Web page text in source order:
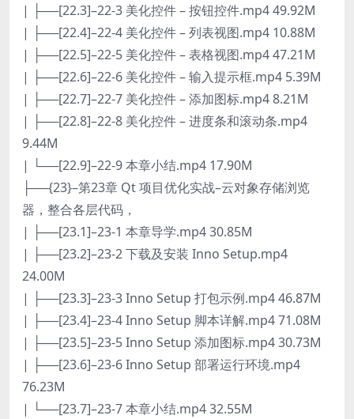
| ├──[22.3]–22-3 美化控件 – 按钮控件.mp4 49.92M
| ├──[22.4]–22-4 美化控件 – 列表视图.mp4 10.88M
| ├──[22.5]–22-5 美化控件 – 表格视图.mp4 47.21M
| ├──[22.6]–22-6 美化控件 – 输入提示框.mp4 5.39M
| ├──[22.7]–22-7 美化控件 – 添加图标.mp4 8.21M
| ├──[22.8]–22-8 美化控件 – 进度条和滚动条.mp4
9.44M
| └──[22.9]–22-9 本章小结.mp4 17.90M
├──{23}–第23章 Qt 项目优化实战–云对象存储浏览
器，整合各层代码，
| ├──[23.1]–23-1 本章导学.mp4 30.85M
| ├──[23.2]–23-2 下载及安装 Inno Setup.mp4
24.00M
| ├──[23.3]–23-3 Inno Setup 打包示例.mp4 46.87M
| ├──[23.4]–23-4 Inno Setup 脚本详解.mp4 71.08M
| ├──[23.5]–23-5 Inno Setup 添加图标.mp4 30.73M
| ├──[23.6]–23-6 Inno Setup 部署运行环境.mp4
76.23M
| └──[23.7]–23-7 本章小结.mp4 32.55M